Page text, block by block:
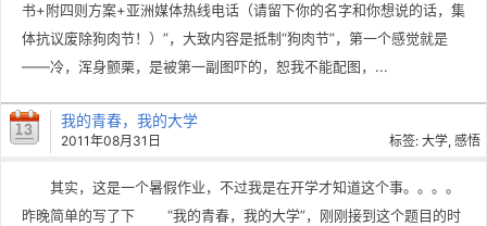
书+附四则方案+亚洲媒体热线电话（请留下你的名字和你想说的话，集
体抗议废除狗肉节！）”，大致内容是抵制“狗肉节”，第一个感觉就是
——冷，浑身颤栗，是被第一副图吓的，恕我不能配图，...
我的青春，我的大学
2011年08月31日 标签: 大学, 感悟
其实，这是一个暑假作业，不过我是在开学才知道这个事。。。。
昨晚简单的写了下 “我的青春，我的大学”，刚刚接到这个题目的时